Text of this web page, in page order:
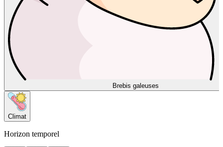
Brebis galeuses
Climat
Horizon temporel